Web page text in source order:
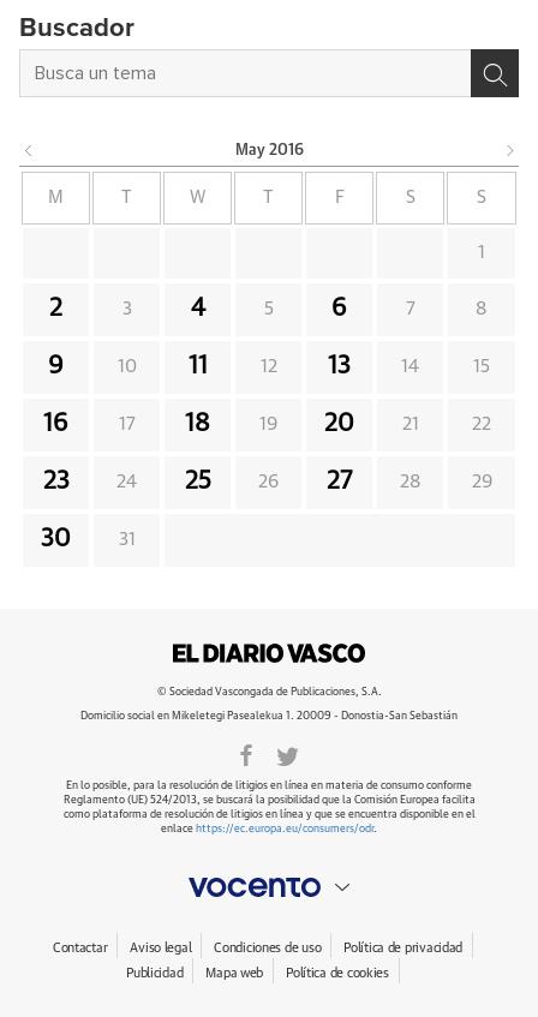
Buscador
May 2016
M W F S S
1
2 3 4 5 6 7 8
9 10 11 12 13 14 15
16 17 18 19 20 21 22
23 24 25 26 27 28 29
30 31
© Sociedad Vascongada de Publicaciones, S.A.
Domicilio social en Mikeletegi Pasealekua 1. 20009 - Donostia-San Sebastián
En lo posible, para la resolución de litigios en línea en materia de consumo conforme
Reglamento (UE) 524/2013, se buscará la posibilidad que la Comisión Europea facilita
como plataforma de resolución de litigios en línea y que se encuentra disponible en el
enlace https://ec.europa.eu/consumers/odr.
Contactar Aviso legal Condiciones de uso
Política de privacidad
Publicidad
Mapa web Política de cookies